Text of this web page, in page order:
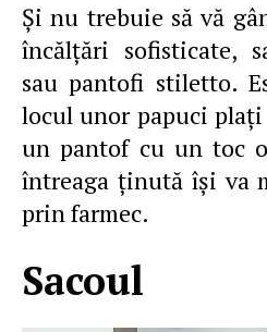
Şi nu trebuie să vă
încălţări sofisticate,
sau pantofi stiletto.
locul unor papuci
un pantof cu un toc
întreaga ţinută îşi va
prin farmec.
Sacoul